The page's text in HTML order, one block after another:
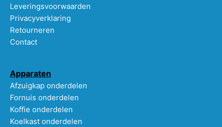
Leveringsvoorwaarden
Privacyverklaring
Retourneren
Contact
Apparaten
Afzuigkap onderdelen
Fornuis onderdelen
Koffie onderdelen
Koelkast onderdelen